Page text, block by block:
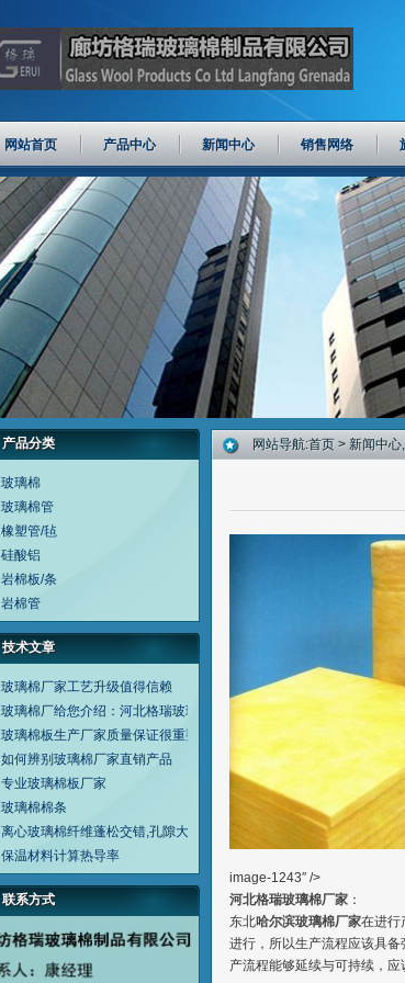
网站首页 产品中心 新闻中心 销售网络
产品分类
玻璃棉
玻璃棉管
橡塑管/毡
硅酸铝
岩棉板/条
岩棉管
技术文章
玻璃棉厂家工艺升级值得信赖
玻璃棉厂给您介绍：河北格瑞玻璃棉厂
玻璃棉板生产厂家质量保证很重要
如何辨别玻璃棉厂家直销产品
专业玻璃棉板厂家
玻璃棉棉条
离心玻璃棉纤维蓬松交错,孔隙大,是典型的多孔吸声材料
保温材料计算热导率
联系方式
网站导航:首页 > 新闻中心,
image-1243″ />
河北格瑞玻璃棉厂家 ：
东北哈尔滨玻璃棉厂家在进行
进行，所以生产流程应该具
产流程能够延续与可持续，应